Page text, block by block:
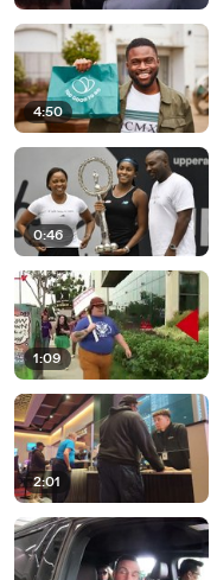
4:50
0:46
1:09
2:01